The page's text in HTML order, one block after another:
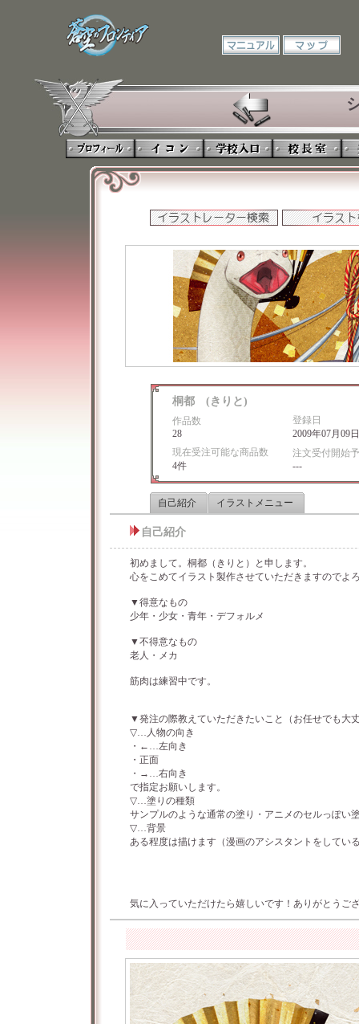
桐都 (きりと)
作品数
28
登録日
2009年07月09日
現在受注可能な商品数
4件
注文受付開始
---
自己紹介 イラストメニュー
自己紹介
初めまして。桐都（きりと）と申します。
心をこめてイラスト製作させていただきますのでよ
▼得意なもの
少年・少女・青年・デフォルメ
▼不得意なもの
老人・メカ
筋肉は練習中です。
▼発注の際教えていただきたいこと（お任せでも大
▽…人物の向き
・←…左向き
・正面
・→…右向き
で指定お願いします。
▽…塗りの種類
サンプルのような通常の塗り・アニメのセルっぽい
▽…背景
ある程度は描けます（漫画のアシスタントをしてい
気に入っていただけたら嬉しいです！ありがとうご